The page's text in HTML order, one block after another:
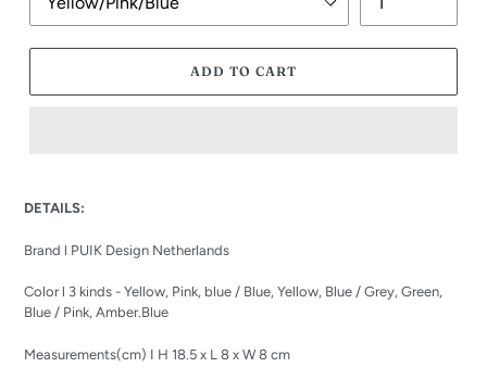
ADD TO CART
to
cart
DETAILS:
Brand l PUIK Design Netherlands
Color l 3 kinds - Yellow, Pink, blue / Blue, Yellow, Blue / Grey, Green,
Blue / Pink, Amber.Blue
Measurements(cm) I H 18.5 x L 8 x W 8 cm